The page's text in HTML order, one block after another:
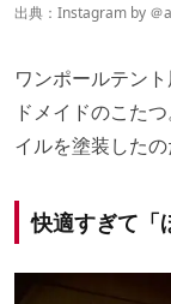
出典：Instagram by ＠
ワンポールテン
ドメイドのこた
イルを塗装した
快適すぎて「